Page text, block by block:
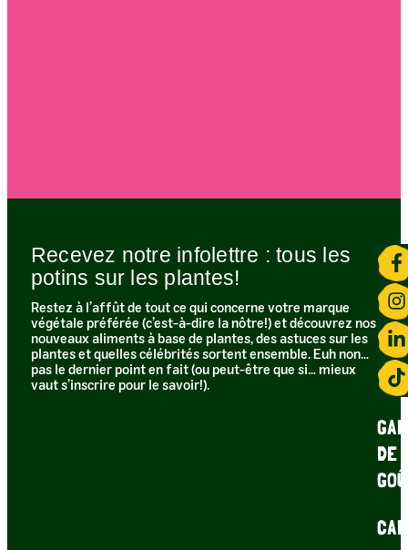
Recevez notre infolettre : tous les
potins sur les plantes!​
Restez à l’affût de tout ce qui concerne votre marque
végétale préférée (c’est-à-dire la nôtre!) et découvrez nos
nouveaux aliments à base de plantes, des astuces sur les
plantes et quelles célébrités sortent ensemble. Euh non…
pas le dernier point en fait (ou peut-être que si… mieux
vaut s’inscrire pour le savoir!).
DE